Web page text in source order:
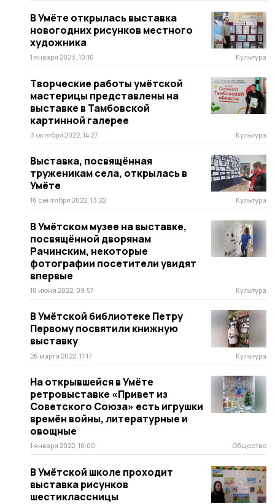
В Умёте открылась выставка
новогодних рисунков местного
художника
1 января 2023, 10:10 Культура
Творческие работы умётской
мастерицы представлены на
выставке в Тамбовской
картинной галерее
3 октября 2022, 14:27 Культура
Выставка, посвящённая
труженикам села, открылась в
Умёте
16 сентября 2022, 13:22 Культура
В Умётском музее на выставке,
посвящённой дворянам
Рачинским, некоторые
фотографии посетители увидят
впервые
18 июня 2022, 09:57 Культура
В Умётской библиотеке Петру
Первому посвятили книжную
выставку
26 марта 2022, 11:17 Культура
На открывшейся в Умёте
ретровыставке «Привет из
Советского Союза» есть игрушки
времён войны, литературные и
овощные
1 января 2022, 10:00 Общество
В Умётской школе проходит
выставка рисунков
шестиклассницы